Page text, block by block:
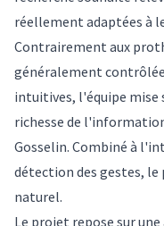
réellement adaptées à
Contrairement aux
généralement
intuitives, l'équipe mise
richesse de
Gosselin. Combiné à
détection des gestes,
naturel.
Le projet repose sur